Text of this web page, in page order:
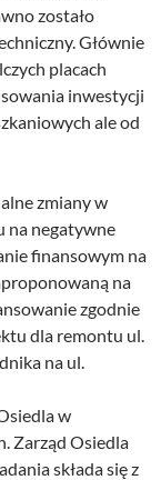
zostało
Głównie
placach
inwestycji
ale od
zmiany w
na negatywne
finansowym na
na
zgodnie
dla remontu ul.
na ul.
w
Zarząd Osiedla
składa się z